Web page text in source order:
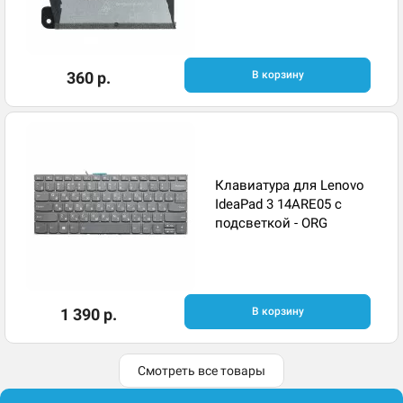
360 р. В корзину
Клавиатура для Lenovo
IdeaPad 3 14ARE05 с
подсветкой - ORG
1 390 р. В корзину
Смотреть все товары